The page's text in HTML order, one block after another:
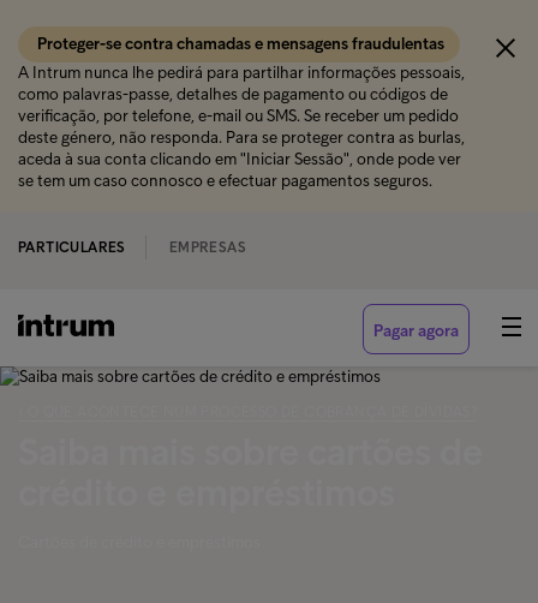
Proteger-se contra chamadas e mensagens fraudulentas
A Intrum nunca lhe pedirá para partilhar informações pessoais,
como palavras-passe, detalhes de pagamento ou códigos de
verificação, por telefone, e-mail ou SMS. Se receber um pedido
deste género, não responda. Para se proteger contra as burlas,
aceda à sua conta clicando em "Iniciar Sessão", onde pode ver
se tem um caso connosco e efectuar pagamentos seguros.
PARTICULARES EMPRESAS
Pagar agora